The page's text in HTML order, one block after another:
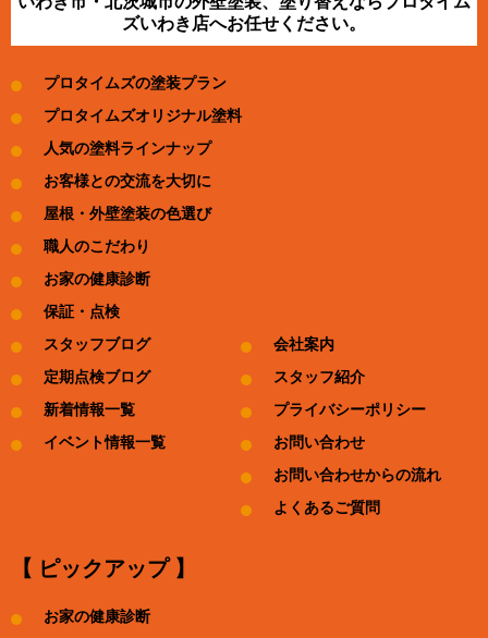
ズいわき店へお任せください。
プロタイムズの塗装プラン
プロタイムズオリジナル塗料
人気の塗料ラインナップ
お客様との交流を大切に
屋根・外壁塗装の色選び
職人のこだわり
お家の健康診断
保証・点検
スタッフブログ
定期点検ブログ
新着情報一覧
イベント情報一覧
会社案内
スタッフ紹介
プライバシーポリシー
お問い合わせ
お問い合わせからの流れ
よくあるご質問
【 ピックアップ 】
お家の健康診断